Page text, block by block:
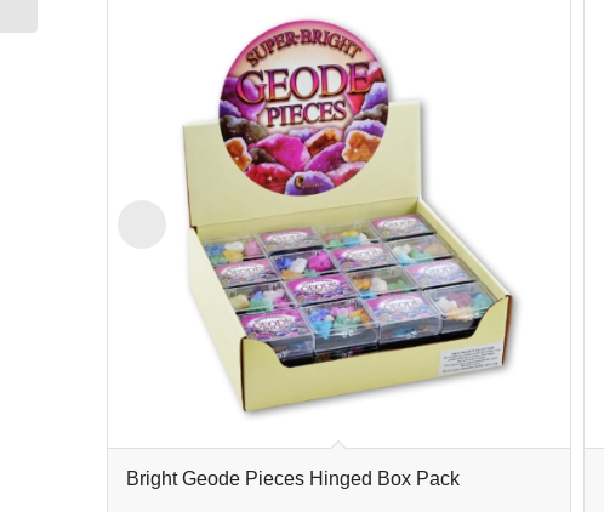
Bright Geode Pieces Hinged Box Pack